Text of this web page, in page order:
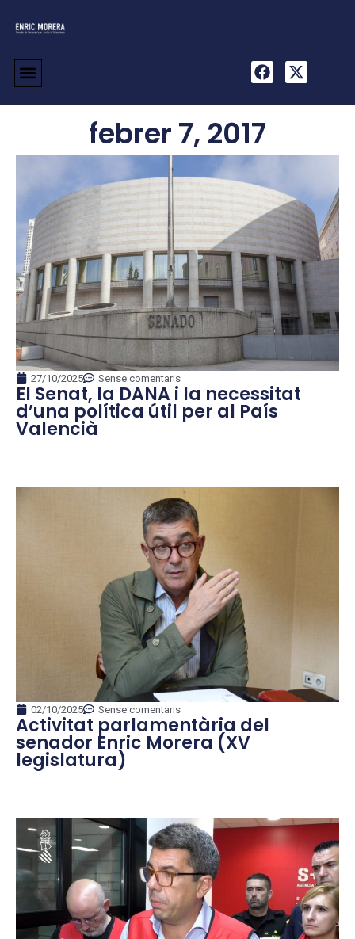
febrer 7, 2017
27/10/2025 Sense comentaris
El Senat, la DANA i la necessitat
d’una política útil per al País
Valencià
02/10/2025 Sense comentaris
Activitat parlamentària del
senador Enric Morera (XV
legislatura)